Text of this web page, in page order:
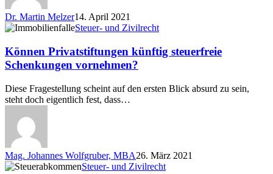
Dr. Martin Melzer14. April 2021
Können
künftig
steuerfreie
Schenkungen
Steuer- und Zivilrecht
Können Privatstiftungen künftig steuerfreie
Schenkungen vornehmen?
Diese Fragestellung scheint auf den ersten Blick absurd zu sein,
steht doch eigentlich fest, dass…
Mag. Johannes Wolfgruber, MBA26. März 2021
Abschwächung
Steuer- und Zivilrecht